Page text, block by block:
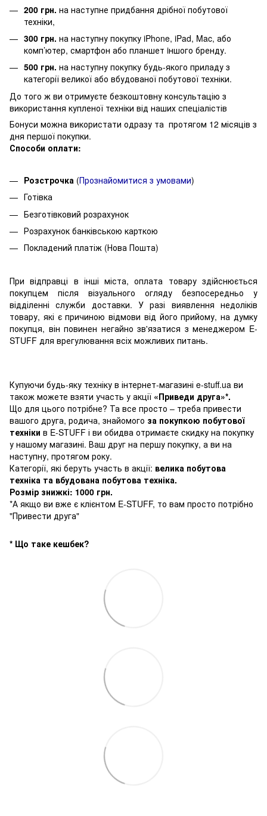
200 грн. на наступне придбання дрібної побутової
техніки,
300 грн. на наступну покупку iPhone, iPad, Mac, або
комп’ютер, смартфон або планшет iншого бренду.
500 грн. на наступну покупку будь-якого приладу з
категорії великої або вбудованої побутової техніки.
До того ж ви отримуєте безкоштовну консультацію з
використання купленої техніки від наших спеціалістів
Бонуси можна використати одразу та протягом 12 місяців з
дня першої покупки.
Способи оплати:
Розстрочка (Прознайомитися з умовами)
Готівка
Безготівковий розрахунок
Розрахунок банківською карткою
Покладений платіж (Нова Пошта)
При відправці в інші міста, оплата товару здійснюється
покупцем після візуального огляду безпосередньо у
відділенні служби доставки. У разі виявлення недоліків
товару, які є причиною відмови від його прийому, на думку
покупця, він повинен негайно зв'язатися з менеджером E-
STUFF для врегулювання всіх можливих питань.
Купуючи будь-яку техніку в інтернет-магазині e-stuff.ua ви
також можете взяти участь у акції «Приведи друга»*.
Що для цього потрібне? Та все просто – треба привести
вашого друга, родича, знайомого за покупкою побутової
техніки в E-STUFF і ви обидва отримаєте скидку на покупку
у нашому магазині. Ваш друг на першу покупку, а ви на
наступну, протягом року.
Категорії, які беруть участь в акції: велика побутова
техніка та вбудована побутова техніка.
Розмір знижкі: 1000 грн.
*А якщо ви вже є клієнтом E-STUFF, то вам просто потрібно
"Привести друга"
* Що таке кешбек?